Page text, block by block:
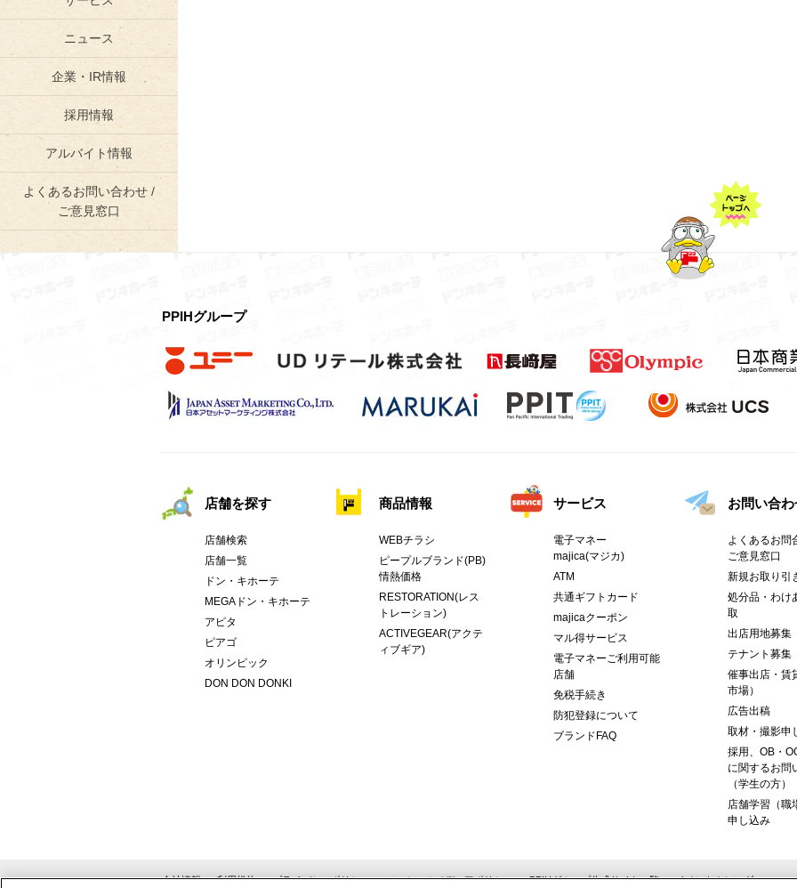
ニュース
企業・IR情報
採用情報
アルバイト情報
よくあるお問い合わせ /
ご意見窓口
PPIHグループ
店舗を探す
店舗検索
店舗一覧
ドン・キホーテ
MEGAドン・キホーテ
アピタ
ピアゴ
オリンピック
DON DON DONKI
商品情報
WEBチラシ
ピープルブランド(PB)
情熱価格
RESTORATION(レス
トレーション)
ACTIVEGEAR(アクテ
ィブギア)
サービス
電子マネー
majica(マジカ)
ATM
共通ギフトカード
majicaクーポン
マル得サービス
電子マネーご利用可能
店舗
免税手続き
防犯登録について
ブランドFAQ
お問い合わ
よくあるお問
ご意見窓口
新規お取り引
処分品・わけ
取
出店用地募集
テナント募集
催事出店・賃
市場）
広告出稿
取材・撮影申
採用、OB・
に関するお問
（学生の方）
店舗学習（職
申し込み
会社情報 利用規約 プライバシーポリシー ソーシャルメディアポリシー PPIHグループ公式サイト一覧 イベントカレンダー